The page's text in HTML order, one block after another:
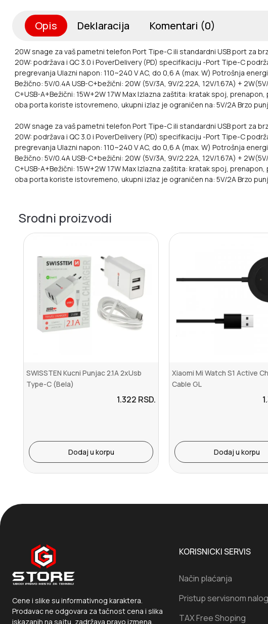
Opis Deklaracija Komentari (0)
20W snage za vaš pametni telefon Port Tipe-C ili standardni USB port za
20W: podržava i QC 3.0 i PoverDelivery (PD) specifikaciju -Port Tipe-C
pregrevanja Ulazni napon: 110~240 V AC, do 0,6 A (max. W) Potrošnja
Bežično: 5V/0.4AUSB-C+bežični: 20W (5V/3A, 9V/2.22A, 12V/1.67A) +
C+USB-A+Bežični: 15W+2W 17W MaxIzlazna zaštita: kratak spoj,
oba porta koriste istovremeno, ukupni izlaz je ograničen na: 5V/2ABrzo
20W snage za vaš pametni telefon Port Tipe-C ili standardni USB port za
20W: podržava i QC 3.0 i PoverDelivery (PD) specifikaciju -Port Tipe-C
pregrevanja Ulazni napon: 110~240 V AC, do 0,6 A (max. W) Potrošnja
Bežično: 5V/0.4A USB-C+bežični: 20W (5V/3A, 9V/2.22A, 12V/1.67A) +
C+USB-A+Bežični: 15W+2W 17W Max Izlazna zaštita: kratak spoj,
oba porta koriste istovremeno, ukupni izlaz je ograničen na: 5V/2A Brzo
Srodni proizvodi
SWISSTEN Kucni Punjac 2.1A 2xUsb
Type-C (Bela)
1.322 RSD.
Dodaj u korpu
Xiaomi Mi Watch S1 Active
Cable GL
Dodaj u korpu
Cene i slike su informativnog karaktera.
Prodavac ne odgovara za tačnost cena i slika
iskazanih na sajtu, zadržava pravo izmena.
KORISNICKI SERVIS
Način plaćanja
Pristup servisnom
TAX Free Shoping